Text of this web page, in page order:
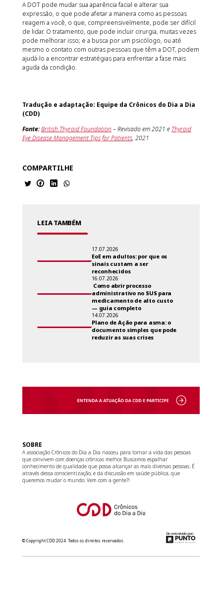
A DOT pode mudar sua aparência facial e alterar sua
expressão, o que pode afetar a maneira como as pessoas
reagem a você, o que, compreensivelmente, pode ser difícil
de lidar. O tratamento, que pode incluir cirurgia, muitas vezes
pode melhorar isso; e a busca por um psicólogo, ou até
mesmo o contato com outras pessoas que têm a DOT, podem
ajudá-lo a encontrar estratégias para enfrentar a fase mais
aguda da condição.
Tradução e adaptação: Equipe da Crônicos do Dia a Dia
(CDD)
Fonte:British Thyroid Foundation – Revisado em 2021 e Thyroid
Eye Disease Management Tips for Patients, 2021
COMPARTILHE
LEIA TAMBÉM
17.07.2026
EoE em adultos: por que os
sinais custam a ser
reconhecidos
16.07.2026
Como abrir processo
administrativo no SUS para
medicamento de alto custo
— guia completo
14.07.2026
Plano de Ação para asma: o
documento simples que pode
reduzir as suas crises
SOBRE
A associação Crônicos do Dia a Dia nasceu para tornar a vida das pessoas
que convivem com doenças crônicas melhor. Buscamos espalhar
conhecimento de qualidade que possa alcançar as mais diversas pessoas. É
através dessa conscientização, e da discussão em saúde pública, que
queremos mudar o mundo. Vem com a gente?!
© Copyright CDD 2024. Todos os direitos reservados.
Desenvolvido por: